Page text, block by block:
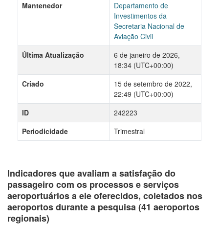
Indicadores que avaliam a satisfação do
passageiro com os processos e serviços
aeroportuários a ele oferecidos, coletados nos
aeroportos durante a pesquisa (41 aeroportos
regionais)
Mantenedor
Departamento de
Investimentos da
Secretaria Nacional de
Aviação Civil
Última Atualização
6 de janeiro de 2026,
18:34 (UTC+00:00)
Criado
15 de setembro de 2022,
22:49 (UTC+00:00)
ID
242223
Periodicidade
Trimestral